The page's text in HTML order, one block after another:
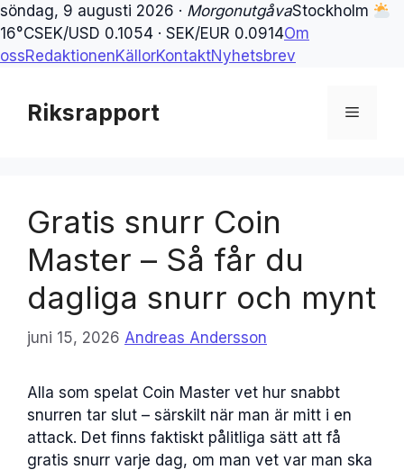
söndag, 9 augusti 2026 · MorgonutgåvaStockholm
16°CSEK/USD 0.1054 · SEK/EUR 0.0914Om
ossRedaktionenKällorKontaktNyhetsbrev
innehållRiksrapport Meny
Gratis snurr Coin
Master – Så får du
dagliga snurr och mynt
juni 15, 2026 Andreas Andersson
Alla som spelat Coin Master vet hur snabbt
snurren tar slut – särskilt när man är mitt i en
attack. Det finns faktiskt pålitliga sätt att få
gratis snurr varje dag, om man vet var man ska